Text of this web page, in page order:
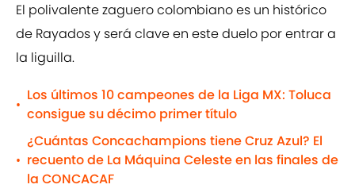
El polivalente zaguero colombiano es un histórico
de Rayados y será clave en este duelo por entrar a
la liguilla.
•
Los últimos 10 campeones de la Liga MX: Toluca
consigue su décimo primer título
•
¿Cuántas Concachampions tiene Cruz Azul? El
recuento de La Máquina Celeste en las finales de
la CONCACAF